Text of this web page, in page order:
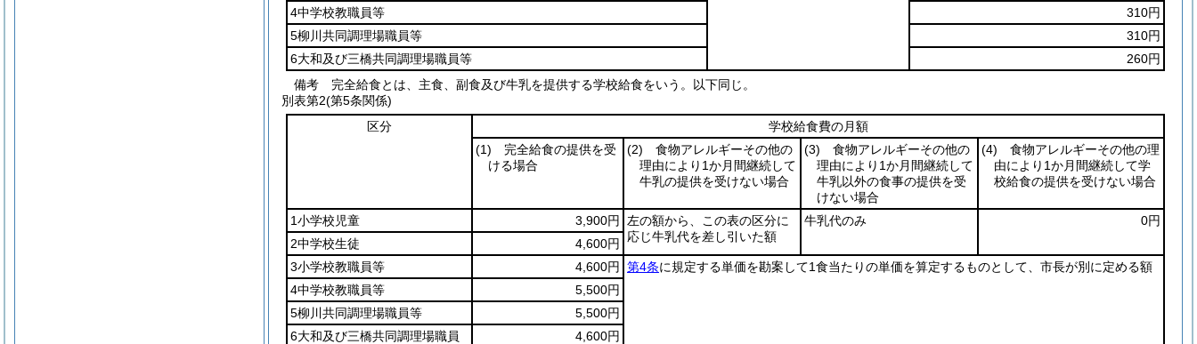
4中学校教職員等
310円
5柳川共同調理場職員等
310円
6大和及び三橋共同調理場職員等
260円
備考 完全給食とは、主食、副食及び牛乳を提供する学校給食をいう。以下同じ。
別表第2(第5条関係)
区分
学校給食費の月額
(1) 完全給食の提供を受
ける場合
(2) 食物アレルギーその他の
理由により1か月間継続して
牛乳の提供を受けない場合
(3) 食物アレルギーその他の
理由により1か月間継続して
牛乳以外の食事の提供を受
けない場合
(4) 食物アレルギーその他の理
由により1か月間継続して学
校給食の提供を受けない場合
1小学校児童 3,900円
左の額から、この表の区分に
応じ牛乳代を差し引いた額
牛乳代のみ
0円
2中学校生徒
4,600円
3小学校教職員等
4,600円 第4条に規定する単価を勘案して1食当たりの単価を算定するものとして、市長が別に定める額
4中学校教職員等
5,500円
5柳川共同調理場職員等
5,500円
6大和及び三橋共同調理場職員
4,600円